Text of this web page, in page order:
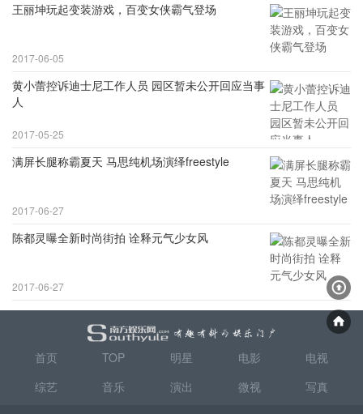
王丽坤玩起变装游戏，百变女侠霸气登场
2017-06-05
黄小蕾控诉迪士尼工作人员 园区暂未公开回应当事
人
2017-05-25
满屏长腿称霸夏天 马思纯机场演绎freestyle
2017-06-27
陈都灵曝全新时尚街拍 诠释元气少女风
2017-06-27
首页 TOP 明星 电影
电视
综艺
音乐 演出 微视 写真